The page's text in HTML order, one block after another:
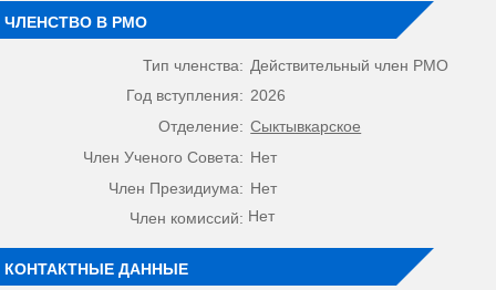
ЧЛЕНСТВО В РМО
Тип членства: Действительный член РМО
Год вступления: 2026
Отделение: Сыктывкарское
Член Ученого Совета: Нет
Член Президиума: Нет
Член комиссий: Нет
КОНТАКТНЫЕ ДАННЫЕ